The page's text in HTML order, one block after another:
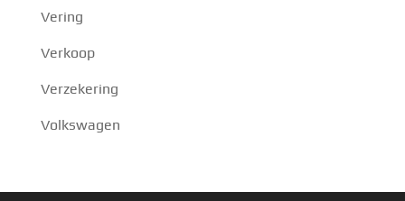
Vering
Verkoop
Verzekering
Volkswagen